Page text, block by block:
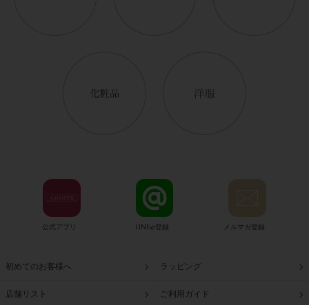
公式アプリ LINE@登録 メルマガ登録
初めてのお客様へ ラッピング
店舗リスト ご利用ガイド